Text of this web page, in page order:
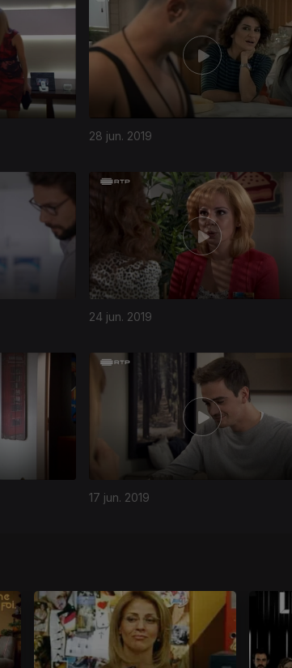
28 jun. 2019
24 jun. 2019
17 jun. 2019